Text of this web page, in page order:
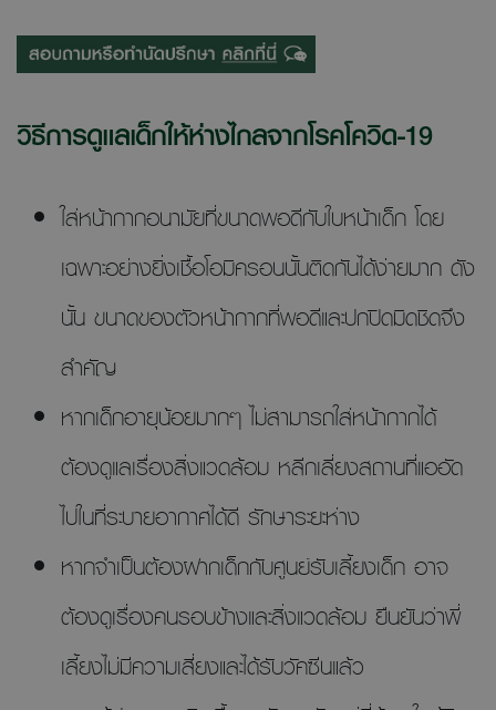
วิธีการดูแลเด็กให้ห่างไกลจากโรคโควิด-19
ใส่หน้ากากอนามัยที่ขนาดพอดีกับใบหน้าเด็ก โดย
เฉพาะอย่างยิ่งเชื้อโอมิครอนนั้นติดกันได้ง่ายมาก ดัง
นั้น ขนาดของตัวหน้ากากที่พอดีและปกปิดมิดชิดจึง
สำคัญ
หากเด็กอายุน้อยมากๆ ไม่สามารถใส่หน้ากากได้
ต้องดูแลเรื่องสิ่งแวดล้อม หลีกเลี่ยงสถานที่แออัด
ไปในที่ระบายอากาศได้ดี รักษาระยะห่าง
หากจำเป็นต้องฝากเด็กกับศูนย์รับเลี้ยงเด็ก อาจ
ต้องดูเรื่องคนรอบข้างและสิ่งแวดล้อม ยืนยันว่าพี่
เลี้ยงไม่มีความเสี่ยงและได้รับวัคซีนแล้ว